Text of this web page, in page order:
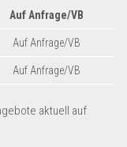
Auf Anfrage/VB
Auf Anfrage/VB
Auf Anfrage/VB
aktuell auf